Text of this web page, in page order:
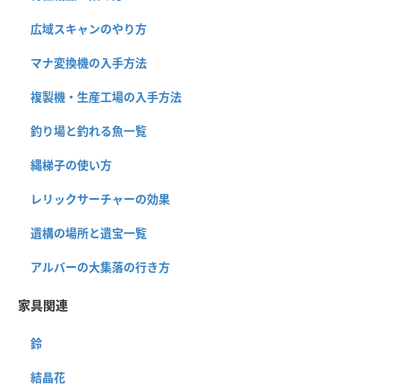
広域スキャンのやり方
マナ変換機の入手方法
複製機・生産工場の入手方法
釣り場と釣れる魚一覧
縄梯子の使い方
レリックサーチャーの効果
遺構の場所と遺宝一覧
アルバーの大集落の行き方
家具関連
鈴
結晶花